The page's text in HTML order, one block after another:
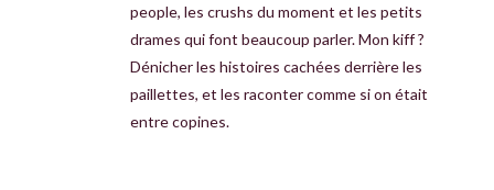
people, les crushs du moment et les petits
drames qui font beaucoup parler. Mon kiff ?
Dénicher les histoires cachées derrière les
paillettes, et les raconter comme si on était
entre copines.